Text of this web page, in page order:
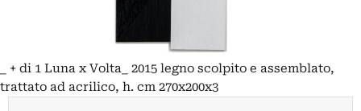
_ + di 1 Luna x Volta_ 2015 legno scolpito e assemblato,
trattato ad acrilico, h. cm 270x200x3